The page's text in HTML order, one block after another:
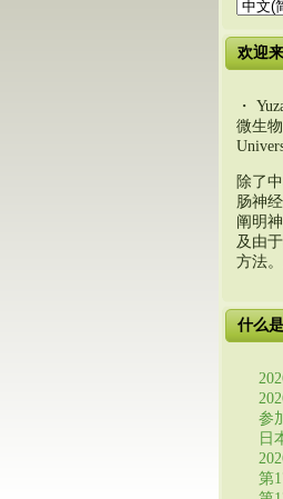
欢迎
・
微生
除了
肠神
阐明
及由
方法。
什么
参
日
第